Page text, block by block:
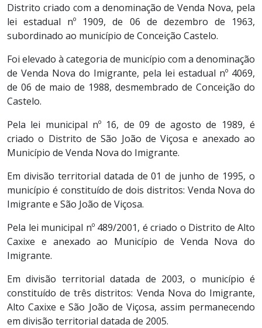
Distrito criado com a denominação de Venda Nova, pela
lei estadual nº 1909, de 06 de dezembro de 1963,
subordinado ao município de Conceição Castelo.
Foi elevado à categoria de município com a denominação
de Venda Nova do Imigrante, pela lei estadual nº 4069,
de 06 de maio de 1988, desmembrado de Conceição do
Castelo.
Pela lei municipal nº 16, de 09 de agosto de 1989, é
criado o Distrito de São João de Viçosa e anexado ao
Município de Venda Nova do Imigrante.
Em divisão territorial datada de 01 de junho de 1995, o
município é constituído de dois distritos: Venda Nova do
Imigrante e São João de Viçosa.
Pela lei municipal nº 489/2001, é criado o Distrito de Alto
Caxixe e anexado ao Município de Venda Nova do
Imigrante.
Em divisão territorial datada de 2003, o município é
constituído de três distritos: Venda Nova do Imigrante,
Alto Caxixe e São João de Viçosa, assim permanecendo
em divisão territorial datada de 2005.